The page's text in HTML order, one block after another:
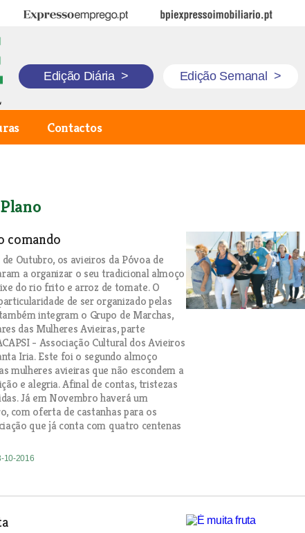
Expresso Emprego BPI Expresso Imobiliário
Edição Diária > Edição Semanal >
Contactos
comando
Outubro, os avieiros da Póvoa de
a organizar o seu tradicional almoço
do rio frito e arroz de tomate. O
de ser organizado pelas
integram o Grupo de Marchas,
das Mulheres Avieiras, parte
- Associação Cultural dos Avieiros
Iria. Este foi o segundo almoço
mulheres avieiras que não escondem a
e alegria. Afinal de contas, tristezas
Já em Novembro haverá um
com oferta de castanhas para os
que já conta com quatro centenas
10-2016